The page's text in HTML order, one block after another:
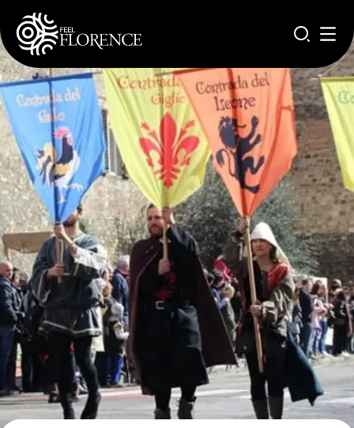
Salta al contenuto principale